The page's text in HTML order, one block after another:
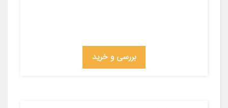
بررسی و خرید